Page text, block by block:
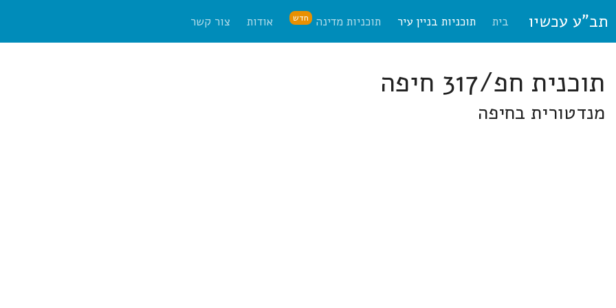
תב"ע עכשיו בית תוכניות בניין עיר תוכניות מדינה חדש אודות צור קשר
תוכנית חפ/317 חיפה
מנדטורית בחיפה